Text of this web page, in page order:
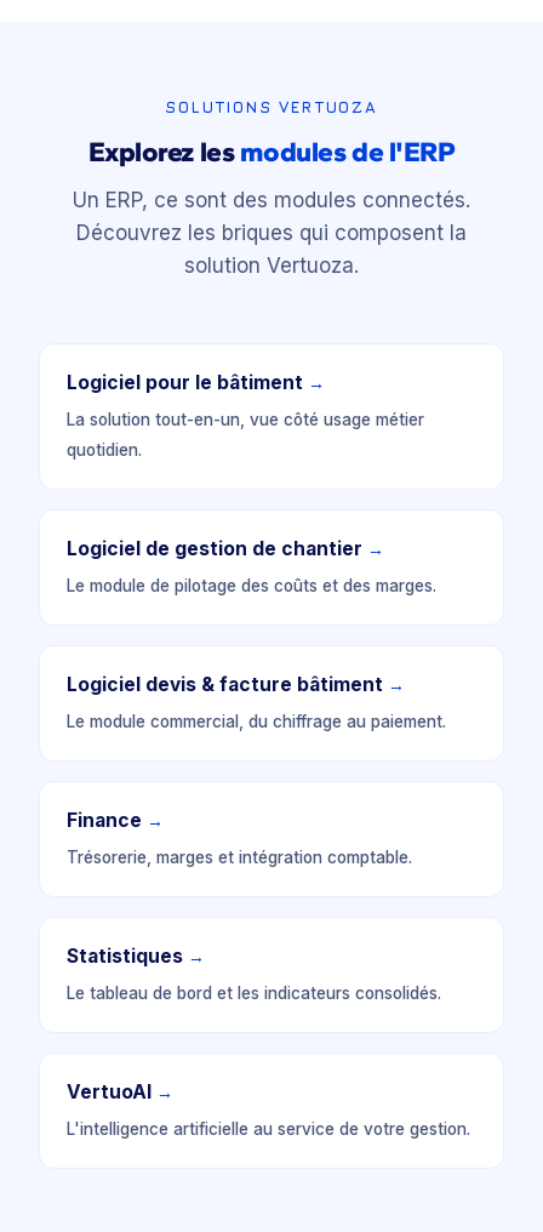
SOLUTIONS VERTUOZA
Explorez lesmodules de l'ERP
Un ERP, ce sont des modules connectés.
Découvrez les briques qui composent la
solution Vertuoza.
Logiciel pour le bâtiment →
La solution tout-en-un, vue côté usage métier
quotidien.
Logiciel de gestion de chantier →
Le module de pilotage des coûts et des marges.
Logiciel devis & facture bâtiment →
Le module commercial, du chiffrage au paiement.
Finance →
Trésorerie, marges et intégration comptable.
Statistiques →
Le tableau de bord et les indicateurs consolidés.
VertuoAI →
L'intelligence artificielle au service de votre gestion.